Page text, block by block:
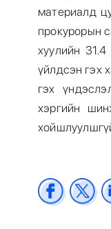
материалд
прокурорын
хуулийн
үйлдсэн гэх
гэх
хэргийн